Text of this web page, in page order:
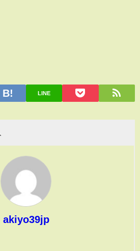
LINE
akiyo39jp